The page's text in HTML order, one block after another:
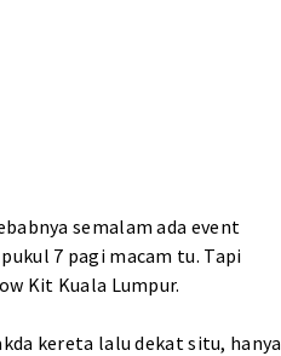
semalam ada event
7 pagi macam tu. Tapi
Kit Kuala Lumpur.
kereta lalu dekat situ, hanya